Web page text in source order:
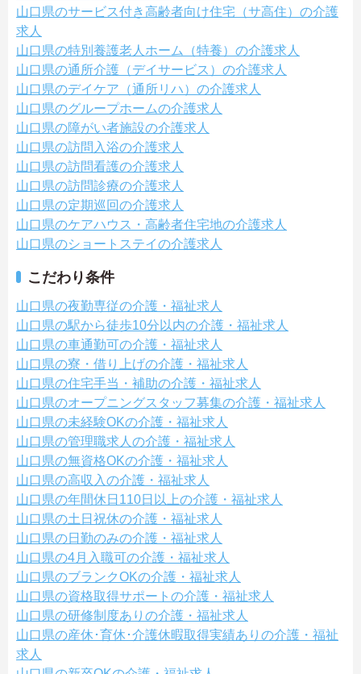
山口県のサービス付き高齢者向け住宅（サ高住）の介護
求人
山口県の特別養護老人ホーム（特養）の介護求人
山口県の通所介護（デイサービス）の介護求人
山口県のデイケア（通所リハ）の介護求人
山口県のグループホームの介護求人
山口県の障がい者施設の介護求人
山口県の訪問入浴の介護求人
山口県の訪問看護の介護求人
山口県の訪問診療の介護求人
山口県の定期巡回の介護求人
山口県のケアハウス・高齢者住宅地の介護求人
山口県のショートステイの介護求人
こだわり条件
山口県の夜勤専従の介護・福祉求人
山口県の駅から徒歩10分以内の介護・福祉求人
山口県の車通勤可の介護・福祉求人
山口県の寮・借り上げの介護・福祉求人
山口県の住宅手当・補助の介護・福祉求人
山口県のオープニングスタッフ募集の介護・福祉求人
山口県の未経験OKの介護・福祉求人
山口県の管理職求人の介護・福祉求人
山口県の無資格OKの介護・福祉求人
山口県の高収入の介護・福祉求人
山口県の年間休日110日以上の介護・福祉求人
山口県の土日祝休の介護・福祉求人
山口県の日勤のみの介護・福祉求人
山口県の4月入職可の介護・福祉求人
山口県のブランクOKの介護・福祉求人
山口県の資格取得サポートの介護・福祉求人
山口県の研修制度ありの介護・福祉求人
山口県の産休･育休･介護休暇取得実績ありの介護・福祉
求人